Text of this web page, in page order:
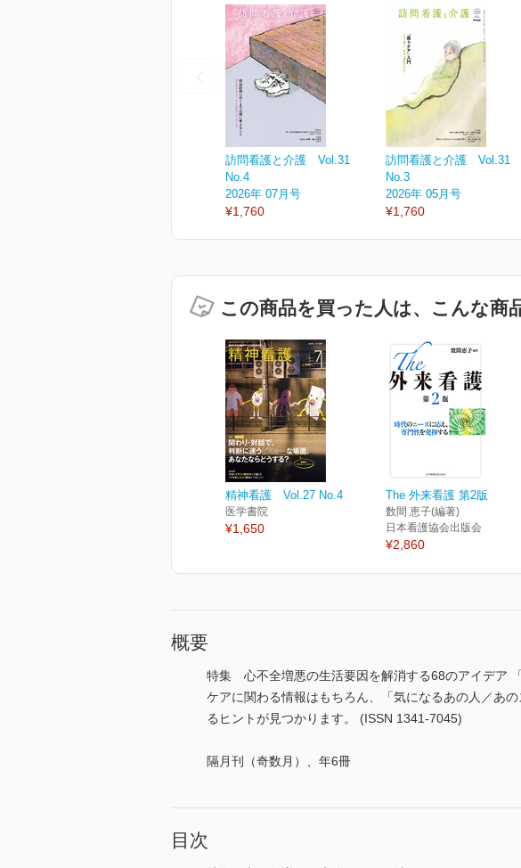
訪問看護と介護 Vol.31
No.4
2026年 07月号
¥1,760
訪問看護と介護 Vol.31
No.3
2026年 05月号
¥1,760
この商品を買った人は、こんな商
精神看護 Vol.27 No.4
医学書院
¥1,650
The 外来看護 第2版
数間 恵子(編著)
日本看護協会出版会
¥2,860
概要
特集 心不全増悪の生活要因を解消する68のアイデア
ケアに関わる情報はもちろん、「気になるあの人／あ
るヒントが見つかります。 (ISSN 1341-7045)
隔月刊（奇数月）、年6冊
目次